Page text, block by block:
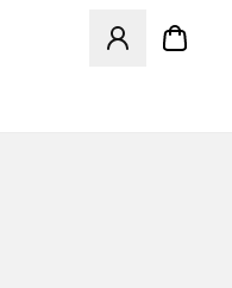
Megnyit egy